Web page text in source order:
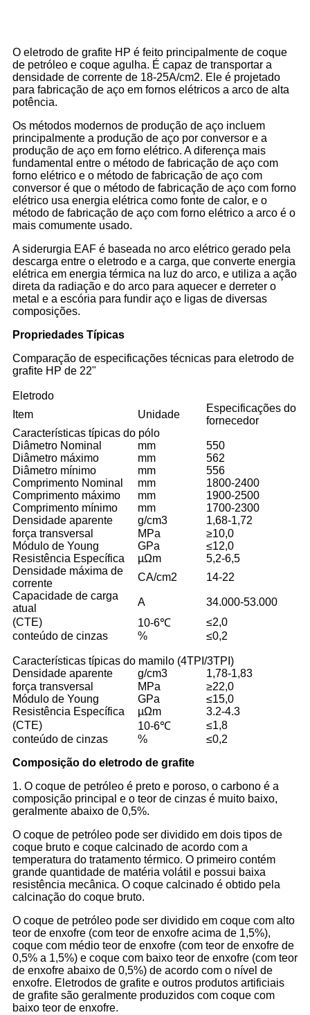
O eletrodo de grafite HP é feito principalmente de coque
de petróleo e coque agulha. É capaz de transportar a
densidade de corrente de 18-25A/cm2. Ele é projetado
para fabricação de aço em fornos elétricos a arco de alta
potência.
Os métodos modernos de produção de aço incluem
principalmente a produção de aço por conversor e a
produção de aço em forno elétrico. A diferença mais
fundamental entre o método de fabricação de aço com
forno elétrico e o método de fabricação de aço com
conversor é que o método de fabricação de aço com forno
elétrico usa energia elétrica como fonte de calor, e o
método de fabricação de aço com forno elétrico a arco é o
mais comumente usado.
A siderurgia EAF é baseada no arco elétrico gerado pela
descarga entre o eletrodo e a carga, que converte energia
elétrica em energia térmica na luz do arco, e utiliza a ação
direta da radiação e do arco para aquecer e derreter o
metal e a escória para fundir aço e ligas de diversas
composições.
Propriedades Típicas
Comparação de especificações técnicas para eletrodo de
grafite HP de 22"
Eletrodo
Item
Unidade
Especificações do
fornecedor
Características típicas do pólo
Diâmetro Nominal
mm
550
Diâmetro máximo
mm
562
Diâmetro mínimo
mm
556
Comprimento Nominal
mm
1800-2400
Comprimento máximo
mm
1900-2500
Comprimento mínimo
mm
1700-2300
Densidade aparente
g/cm3
1,68-1,72
força transversal
MPa
≥10,0
Módulo de Young
GPa
≤12,0
Resistência Específica
µΩm
5,2-6,5
Densidade máxima de
corrente
CA/cm2
14-22
Capacidade de carga
atual
A
34.000-53.000
(CTE)
10-6℃
≤2,0
conteúdo de cinzas
% ≤0,2
Características típicas do mamilo (4TPI/3TPI)
Densidade aparente
g/cm3
1,78-1,83
força transversal
MPa
≥22,0
Módulo de Young
GPa
≤15,0
Resistência Específica
µΩm
3.2-4.3
(CTE)
10-6℃
≤1,8
conteúdo de cinzas
%
≤0,2
Composição do eletrodo de grafite
1. O coque de petróleo é preto e poroso, o carbono é a
composição principal e o teor de cinzas é muito baixo,
geralmente abaixo de 0,5%.
O coque de petróleo pode ser dividido em dois tipos de
coque bruto e coque calcinado de acordo com a
temperatura do tratamento térmico. O primeiro contém
grande quantidade de matéria volátil e possui baixa
resistência mecânica. O coque calcinado é obtido pela
calcinação do coque bruto.
O coque de petróleo pode ser dividido em coque com alto
teor de enxofre (com teor de enxofre acima de 1,5%),
coque com médio teor de enxofre (com teor de enxofre de
0,5% a 1,5%) e coque com baixo teor de enxofre (com teor
de enxofre abaixo de 0,5%) de acordo com o nível de
enxofre. Eletrodos de grafite e outros produtos artificiais
de grafite são geralmente produzidos com coque com
baixo teor de enxofre.